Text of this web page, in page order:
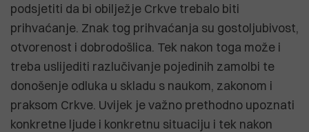
podsjetiti da bi obilježje Crkve trebalo biti
prihvaćanje. Znak tog prihvaćanja su gostoljubivost,
otvorenost i dobrodošlica. Tek nakon toga može i
treba uslijediti razlučivanje pojedinih zamolbi te
donošenje odluka u skladu s naukom, zakonom i
praksom Crkve. Uvijek je važno prethodno upoznati
konkretne ljude i konkretnu situaciju i tek nakon